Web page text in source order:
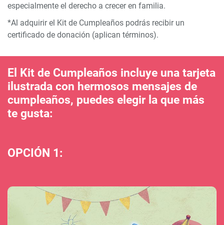
especialmente el derecho a crecer en familia.
*Al adquirir el Kit de Cumpleaños podrás recibir un
certificado de donación (aplican términos).
El Kit de Cumpleaños incluye una tarjeta
ilustrada con hermosos mensajes de
cumpleaños, puedes elegir la que más
te gusta:
OPCIÓN 1: